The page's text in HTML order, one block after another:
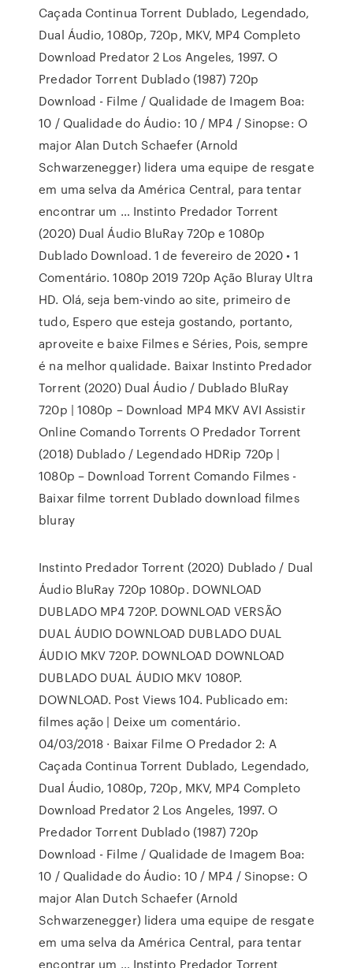
Caçada Continua Torrent Dublado, Legendado,
Dual Áudio, 1080p, 720p, MKV, MP4 Completo
Download Predator 2 Los Angeles, 1997. O
Predador Torrent Dublado (1987) 720p
Download - Filme / Qualidade de Imagem Boa:
10 / Qualidade do Áudio: 10 / MP4 / Sinopse: O
major Alan Dutch Schaefer (Arnold
Schwarzenegger) lidera uma equipe de resgate
em uma selva da América Central, para tentar
encontrar um … Instinto Predador Torrent
(2020) Dual Áudio BluRay 720p e 1080p
Dublado Download. 1 de fevereiro de 2020 • 1
Comentário. 1080p 2019 720p Ação Bluray Ultra
HD. Olá, seja bem-vindo ao site, primeiro de
tudo, Espero que esteja gostando, portanto,
aproveite e baixe Filmes e Séries, Pois, sempre
é na melhor qualidade. Baixar Instinto Predador
Torrent (2020) Dual Áudio / Dublado BluRay
720p | 1080p – Download MP4 MKV AVI Assistir
Online Comando Torrents O Predador Torrent
(2018) Dublado / Legendado HDRip 720p |
1080p – Download Torrent Comando Filmes -
Baixar filme torrent Dublado download filmes
bluray
Instinto Predador Torrent (2020) Dublado / Dual
Áudio BluRay 720p 1080p. DOWNLOAD
DUBLADO MP4 720P. DOWNLOAD VERSÃO
DUAL ÁUDIO DOWNLOAD DUBLADO DUAL
ÁUDIO MKV 720P. DOWNLOAD DOWNLOAD
DUBLADO DUAL ÁUDIO MKV 1080P.
DOWNLOAD. Post Views 104. Publicado em:
filmes ação | Deixe um comentário.
04/03/2018 · Baixar Filme O Predador 2: A
Caçada Continua Torrent Dublado, Legendado,
Dual Áudio, 1080p, 720p, MKV, MP4 Completo
Download Predator 2 Los Angeles, 1997. O
Predador Torrent Dublado (1987) 720p
Download - Filme / Qualidade de Imagem Boa:
10 / Qualidade do Áudio: 10 / MP4 / Sinopse: O
major Alan Dutch Schaefer (Arnold
Schwarzenegger) lidera uma equipe de resgate
em uma selva da América Central, para tentar
encontrar um … Instinto Predador Torrent